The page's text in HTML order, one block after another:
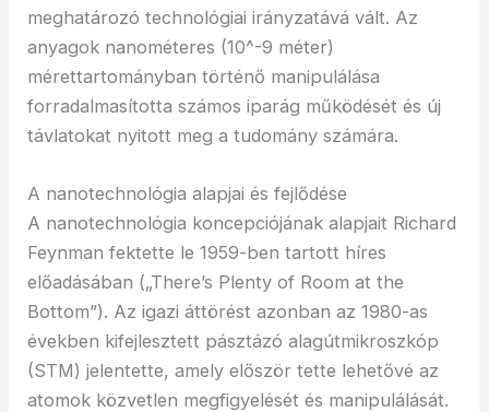
meghatározó technológiai irányzatává vált. Az
anyagok nanométeres (10^-9 méter)
mérettartományban történő manipulálása
forradalmasította számos iparág működését és új
távlatokat nyitott meg a tudomány számára.
A nanotechnológia alapjai és fejlődése
A nanotechnológia koncepciójának alapjait Richard
Feynman fektette le 1959-ben tartott híres
előadásában („There’s Plenty of Room at the
Bottom”). Az igazi áttörést azonban az 1980-as
években kifejlesztett pásztázó alagútmikroszkóp
(STM) jelentette, amely először tette lehetővé az
atomok közvetlen megfigyelését és manipulálását.